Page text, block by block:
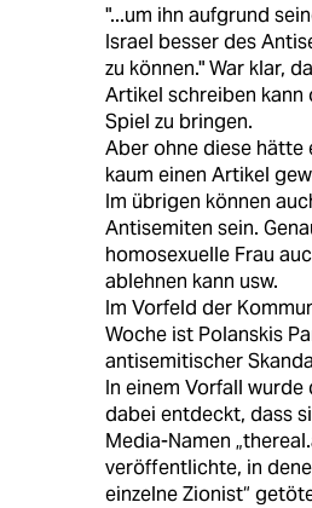
"...um ihn aufgrund
Israel besser des
zu können." War klar,
Artikel schreiben kann
Spiel zu bringen.
Aber ohne diese hätte
kaum einen Artikel
Im übrigen können
Antisemiten sein.
homosexuelle Frau
ablehnen kann usw.
Im Vorfeld der
Woche ist Polanskis
antisemitischer
In einem Vorfall
dabei entdeckt, dass
Media-Namen
veröffentlichte, in
einzelne Zionist“